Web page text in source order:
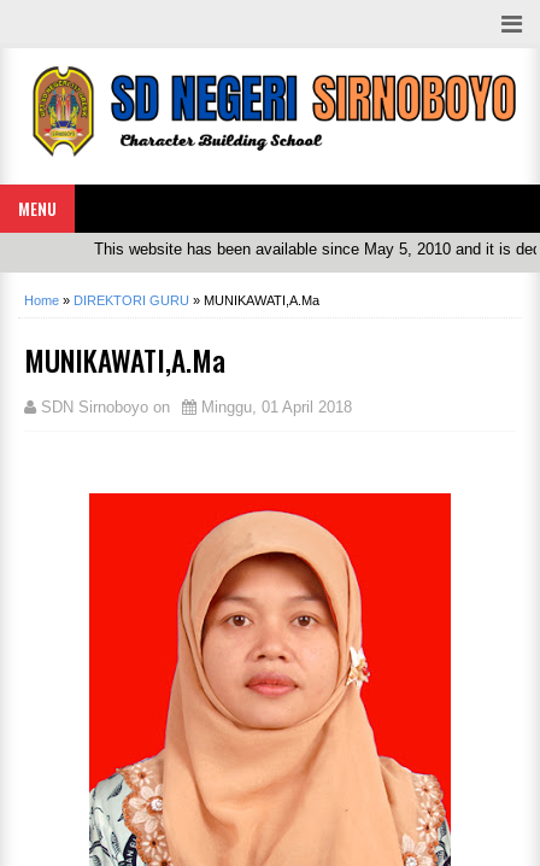
MENU
This website has been available since May 5, 2010 and it is
Home » DIREKTORI GURU » MUNIKAWATI,A.Ma
MUNIKAWATI,A.Ma
SDN Sirnoboyo on Minggu, 01 April 2018